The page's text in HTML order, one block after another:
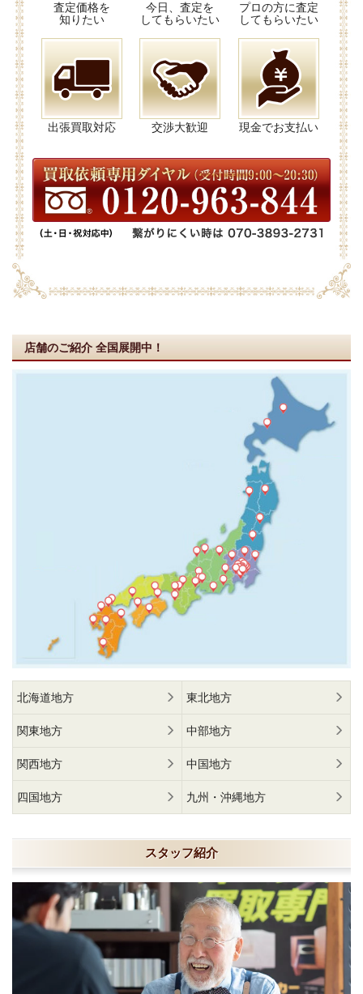
査定価格を
知りたい
今日、査定を
してもらいたい
プロの方に査定
してもらいたい
出張買取対応 交渉大歓迎 現金でお支払い
店舗のご紹介 全国展開中！
北海道地方 東北地方
関東地方 中部地方
関西地方 中国地方
四国地方 九州・沖縄地方
スタッフ紹介